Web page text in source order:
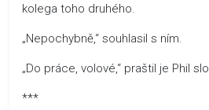
kolega toho druhého.
„Nepochybně,“ souhlasil s ním.
„Do práce, volové,“ praštil je Phil
***